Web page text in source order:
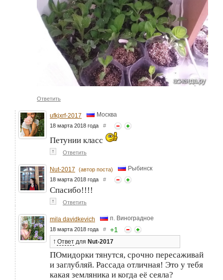
Ответить
ufkjxrf-2017 Москва
18 марта 2018 года #
Петунии класс
↑ Ответить
Nut-2017 (автор поста) Рыбинск
18 марта 2018 года #
Спасибо!!!!
↑ Ответить
mila davidkevich п. Виноградное
18 марта 2018 года # +1
↑ Ответ для Nut-2017
ПОмидорки тянутся, срочно пересаживай
и заглубляй. Рассада отличная! Это у тебя
какая земляника и когда её сеяла?